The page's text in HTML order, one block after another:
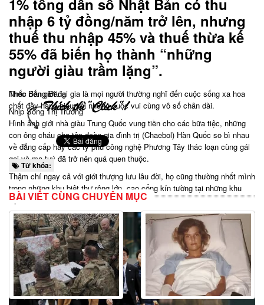
nhập 6 tỷ đồng/năm trở lên, nhưng
thuế thu nhập 45% và thuế thừa kế
55% đã biến họ thành “những
người giàu trầm lặng”.
Nhắc đến giới đại gia là mọi người thường nghĩ đến cuộc sống xa hoa
chất đầy hàng hiệu với những cuộc vui cùng vô số chân dài.
Hình ảnh giới nhà giàu Trung Quốc vung tiền cho các bữa tiệc, những
con ông cháu cha tập đoàn gia đình trị (Chaebol) Hàn Quốc so bì nhau
về đẳng cấp hay các tỷ phú công nghệ Phương Tây thác loạn cùng gái
gọi và ma tuý đã trở nên quá quen thuộc.
Thậm chí ngay cả với giới thượng lưu lâu đời, họ cũng thường nhốt mình
trong những khu biệt thự rộng lớn, cao cổng kín tường tại những khu
vực ít dân cư.
Theo Băng Băng
Nhịp Sống Thị Trường
Từ khóa:
BÀI VIẾT CÙNG CHUYÊN MỤC